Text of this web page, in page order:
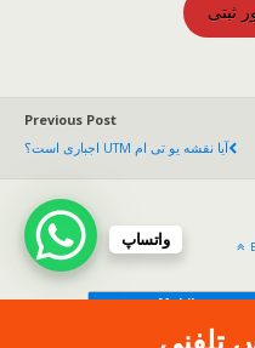
ثبتی
Previous Post
آیا نقشه یو تی ام UTM اجباری است؟
Mobile
واتساپ